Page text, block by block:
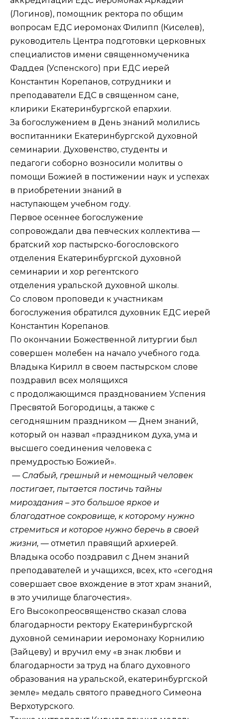
(Логинов), помощник ректора по общим
вопросам ЕДС иеромонах Филипп (Киселев),
руководитель Центра подготовки церковных
специалистов имени священномученика
Фаддея (Успенского) при ЕДС иерей
Константин Корепанов, сотрудники и
преподаватели ЕДС в священном сане,
клирики Екатеринбургской епархии.
За богослужением в День знаний молились
воспитанники Екатер­инбургской духовной
семинарии. Духовенство, студенты и
педагоги соборно возносили молитвы о
помощи Божией в постижении наук и успехах
в приобретении знаний в
наступающем учебном году.
Первое осеннее богослужение
сопровождали два певческих коллектива —
братский хор пастырско-богословского
отделения Екатеринбургской духовной
семинарии и хор регентского
отделения уральской духовной школы.
Со словом проповеди к участникам
богослужения обратился духовник ЕДС иерей
Константин Корепанов.
По окончании Божественной литургии был
совершен молебен на начало учебного года.
Владыка Кирилл в своем пастырском слове
поздравил всех молящихся
с продолжающимся празднованием Успения
Пресвятой Богородицы, а также с
сегодняшним праздником — Днем знаний,
который он назвал «праздником духа, ума и
высшего соединения человека с
премудростью Божией».
— Слабый, грешный и немощный человек
постигает, пытается постичь тайны
мироздания – это большое яркое и
благодатное сокровище, к которому нужно
стремиться и которое нужно беречь в своей
жизни, — отметил правящий архиерей.
Владыка особо поздравил с Днем знаний
преподавателей и учащихся, всех, кто «сегодня
совершает свое вхождение в этот храм знаний,
в это училище благочестия».
Его Высокопреосвященство сказал слова
благодарности ректору Екатеринбургской
духовной семинарии иеромонаху Корнилию
(Зайцеву) и вручил ему «в знак любви и
благодарности за труд на благо духовного
образования на уральской, екатеринбургской
земле» медаль святого праведного Симеона
Верхотурского.